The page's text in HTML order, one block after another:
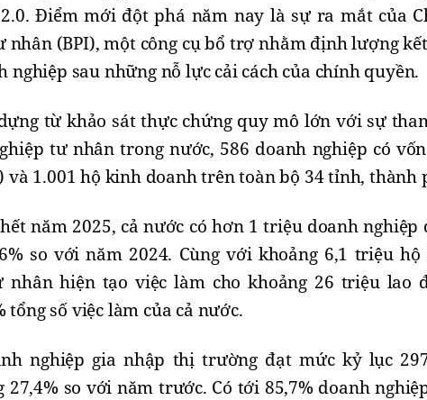
Điểm mới đột phá năm nay là sự ra mắt của
nhân (BPI), một công cụ bổ trợ nhằm định lượng
nghiệp sau những nỗ lực cải cách của chính quyền.
từ khảo sát thực chứng quy mô lớn với sự
tư nhân trong nước, 586 doanh nghiệp có
và 1.001 hộ kinh doanh trên toàn bộ 34 tỉnh, thành
năm 2025, cả nước có hơn 1 triệu doanh nghiệp
so với năm 2024. Cùng với khoảng 6,1 triệu
nhân hiện tạo việc làm cho khoảng 26 triệu lao
tổng số việc làm của cả nước.
nghiệp gia nhập thị trường đạt mức kỷ lục
27,4% so với năm trước. Có tới 85,7% doanh